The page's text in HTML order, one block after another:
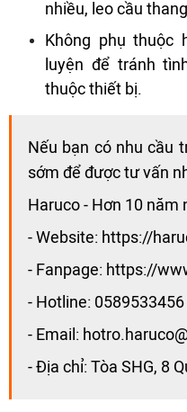
nhiều, leo cầu
Không phụ thuộc
luyện để tránh
thuộc thiết bị.
Nếu bạn có nhu cầu
sớm để được tư vấn
Haruco - Hơn 10 năm
- Website: https://
- Fanpage: https://
- Hotline: 0589533456
- Email:
- Địa chỉ: Tòa SHG, 8